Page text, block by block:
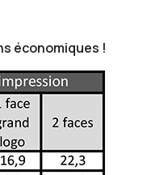
économiques !